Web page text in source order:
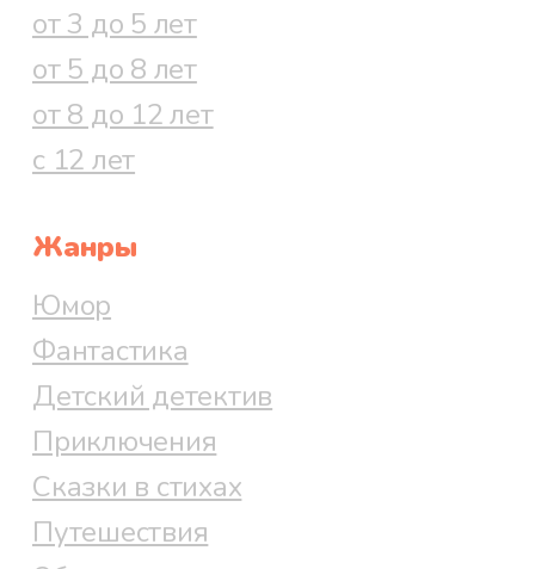
от 3 до 5 лет
от 5 до 8 лет
от 8 до 12 лет
с 12 лет
Жанры
Юмор
Фантастика
Детский детектив
Приключения
Сказки в стихах
Путешествия